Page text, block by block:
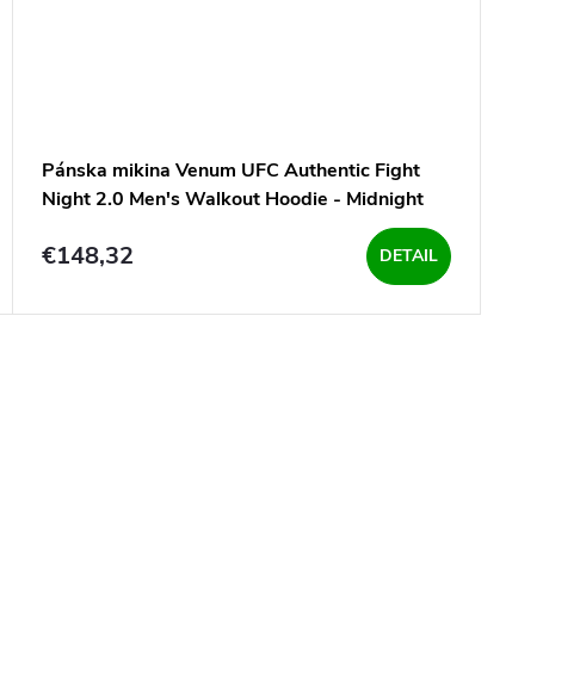
Pánska mikina Venum UFC Authentic Fight
Night 2.0 Men's Walkout Hoodie - Midnight
€148,32 DETAIL